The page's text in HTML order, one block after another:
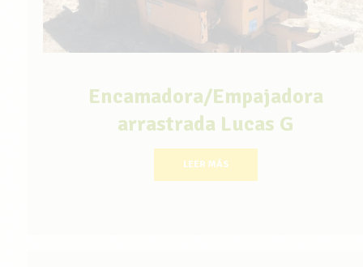
Encamadora/Empajadora
arrastrada Lucas G
LEER MÁS